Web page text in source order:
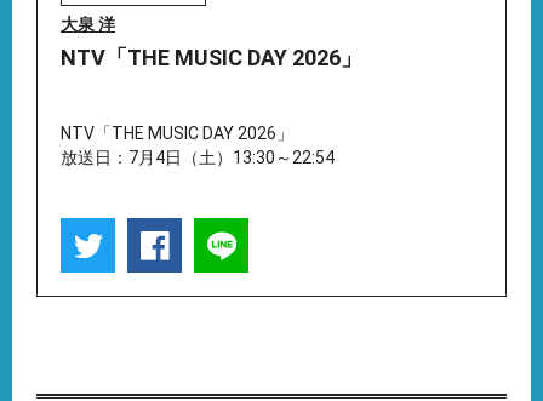
大泉 洋
NTV「THE MUSIC DAY 2026」
NTV「THE MUSIC DAY 2026」
放送日：7月4日（土）13:30～22:54